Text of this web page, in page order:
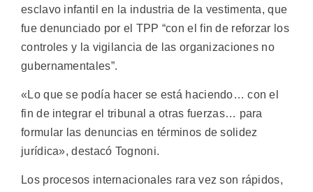
esclavo infantil en la industria de la vestimenta, que
fue denunciado por el TPP “con el fin de reforzar los
controles y la vigilancia de las organizaciones no
gubernamentales”.
«Lo que se podía hacer se está haciendo… con el
fin de integrar el tribunal a otras fuerzas… para
formular las denuncias en términos de solidez
jurídica», destacó Tognoni.
Los procesos internacionales rara vez son rápidos,